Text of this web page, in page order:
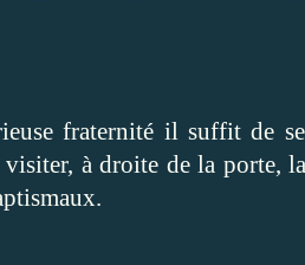
fraternité il suffit de
à droite de la porte,